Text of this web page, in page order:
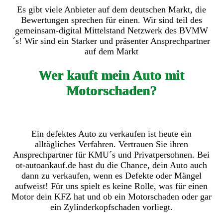
Es gibt viele Anbieter auf dem deutschen Markt, die
Bewertungen sprechen für einen. Wir sind teil des
gemeinsam-digital Mittelstand Netzwerk des BVMW
´s! Wir sind ein Starker und präsenter Ansprechpartner
auf dem Markt
Wer kauft mein Auto mit
Motorschaden?
Ein defektes Auto zu verkaufen ist heute ein
alltägliches Verfahren. Vertrauen Sie ihren
Ansprechpartner für KMU´s und Privatpersohnen. Bei
ot-autoankauf.de hast du die Chance, dein Auto auch
dann zu verkaufen, wenn es Defekte oder Mängel
aufweist! Für uns spielt es keine Rolle, was für einen
Motor dein KFZ hat und ob ein Motorschaden oder gar
ein Zylinderkopfschaden vorliegt.